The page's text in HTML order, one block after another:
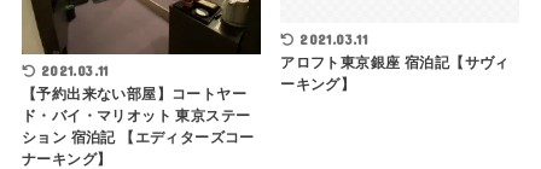
2021.03.11
【予約出来ない部屋】コートヤー
ド・バイ・マリオット 東京ステー
ション 宿泊記 【エディターズコー
ナーキング】
2021.03.11
アロフト東京銀座 宿泊記【サヴィ
ーキング】